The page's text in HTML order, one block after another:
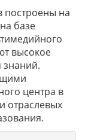
построены на
базе
высокое
знаний.
центра в
отраслевых